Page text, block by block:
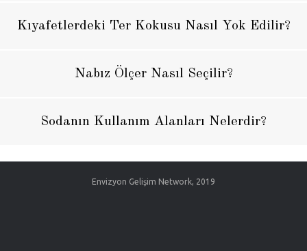
Kıyafetlerdeki Ter Kokusu Nasıl Yok Edilir?
Nabız Ölçer Nasıl Seçilir?
Sodanın Kullanım Alanları Nelerdir?
Envizyon Gelişim Network, 2019